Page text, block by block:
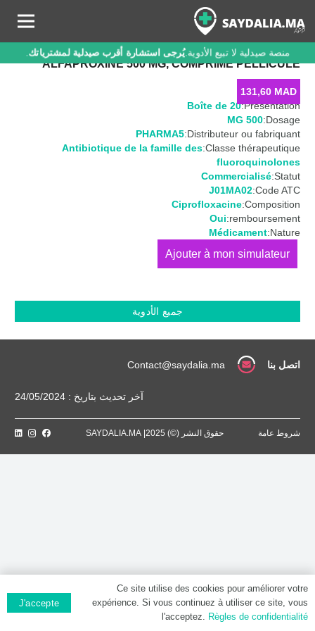
منصة صيدلية لا تبيع الأدوية.يُرجى استشارة أقرب صيدلية لمشترياتك.
ALFAPROXINE 500 MG, COMPRIMÉ PELLICULÉ
131,60 MAD
Présentation:
Boîte de 20
Dosage:
500 MG
Distributeur ou fabriquant:
PHARMA5
Classe thérapeutique:
Antibiotique de la famille des
fluoroquinolones
Statut:
Commercialisé
Code ATC:
J01MA02
Composition:
Ciprofloxacine
remboursement:
Oui
Nature:
Médicament
كمية
MG,
جميع الأدوية
اتصل بنا Contact@saydalia.ma
آخر تحديث بتاريخ : 24/05/2024
شروط عامة حقوق النشر (©) 2025| SAYDALIA.MA
Ce site utilise des cookies pour améliorer votre
expérience. Si vous continuez à utiliser ce site, vous
l'acceptez. Règles de confidentialité
J'accepte